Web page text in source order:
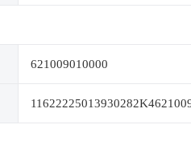
621009010000